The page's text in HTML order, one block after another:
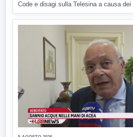
Code e disagi sulla Telesina a causa